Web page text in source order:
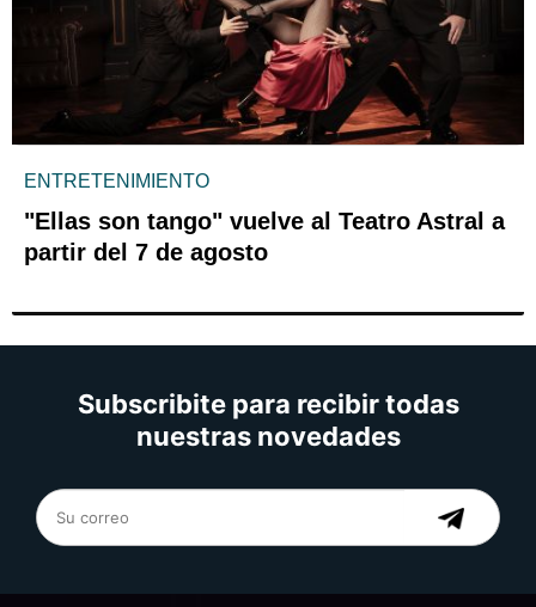
ENTRETENIMIENTO
"Ellas son tango" vuelve al Teatro Astral a
partir del 7 de agosto
Subscribite para recibir todas
nuestras novedades